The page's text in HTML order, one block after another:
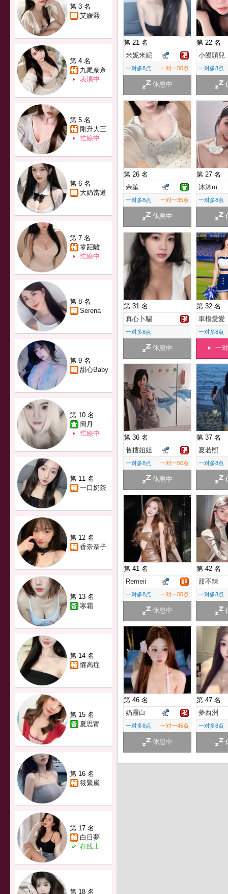
第 3 名
艾媛熙
第 4 名
九尾奈奈
表演中
第 5 名
剛升大三
忙線中
第 6 名
大奶當道
第 7 名
零距離
忙線中
第 8 名
Serena
第 9 名
甜心Baby
第 10 名
簡丹
忙線中
第 11 名
一口奶茶
第 12 名
香奈奈子
第 13 名
寒霜
第 14 名
懼高症
第 15 名
夏思甯
第 16 名
筱緊嵐
第 17 名
白日夢
在线上
第 18 名
第 21 名
米妮米妮
一对多8点 一对一50点
休息中
第 22 名
小饅頭兒
一对多8点
第 26 名
余笙
一对多8点 一对一35点
休息中
第 27 名
沐沐m
一对多8点
第 31 名
真心卜騙
一对多8点
休息中
第 32 名
車模愛愛
一对多8点
一
第 36 名
售樓姐姐
一对多8点 一对一50点
休息中
第 37 名
夏若熙
一对多8点
第 41 名
Remeii
一对多8点 一对一50点
休息中
第 42 名
甜不辣
一对多8点
第 46 名
奶霧白
一对多8点 一对一45点
休息中
第 47 名
夢西洲
一对多8点